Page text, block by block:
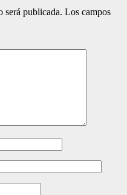
será publicada. Los campos